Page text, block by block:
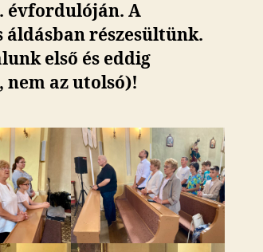
évfordulóján. A
áldásban részesültünk.
első és eddig
az utolsó)!